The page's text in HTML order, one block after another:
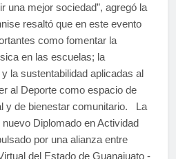
una mejor sociedad”, agregó la
resaltó que en este evento
como fomentar la
en las escuelas; la
la sustentabilidad aplicadas al
al Deporte como espacio de
y de bienestar comunitario. La
Diplomado en Actividad
por una alianza entre
del Estado de Guanajuato -